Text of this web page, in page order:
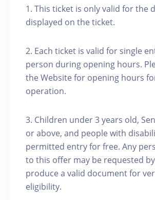
1. This ticket is only valid for the
displayed on the ticket.
2. Each ticket is valid for single
person during opening hours.
the Website for opening hours
operation.
3. Children under 3 years old,
or above, and people with
permitted entry for free. Any
to this offer may be requested
produce a valid document for
eligibility.